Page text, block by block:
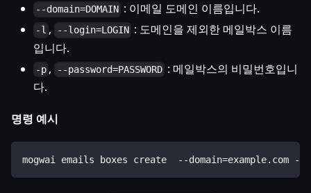
--domain=DOMAIN : 이메일 도메인 이름입니다.
-l , --login=LOGIN : 도메인을 제외한 메일박스 이름
입니다.
-p , --password=PASSWORD : 메일박스의 비밀번호입니
다.
명령 예시
mogwai emails boxes create  --domain=example.com --